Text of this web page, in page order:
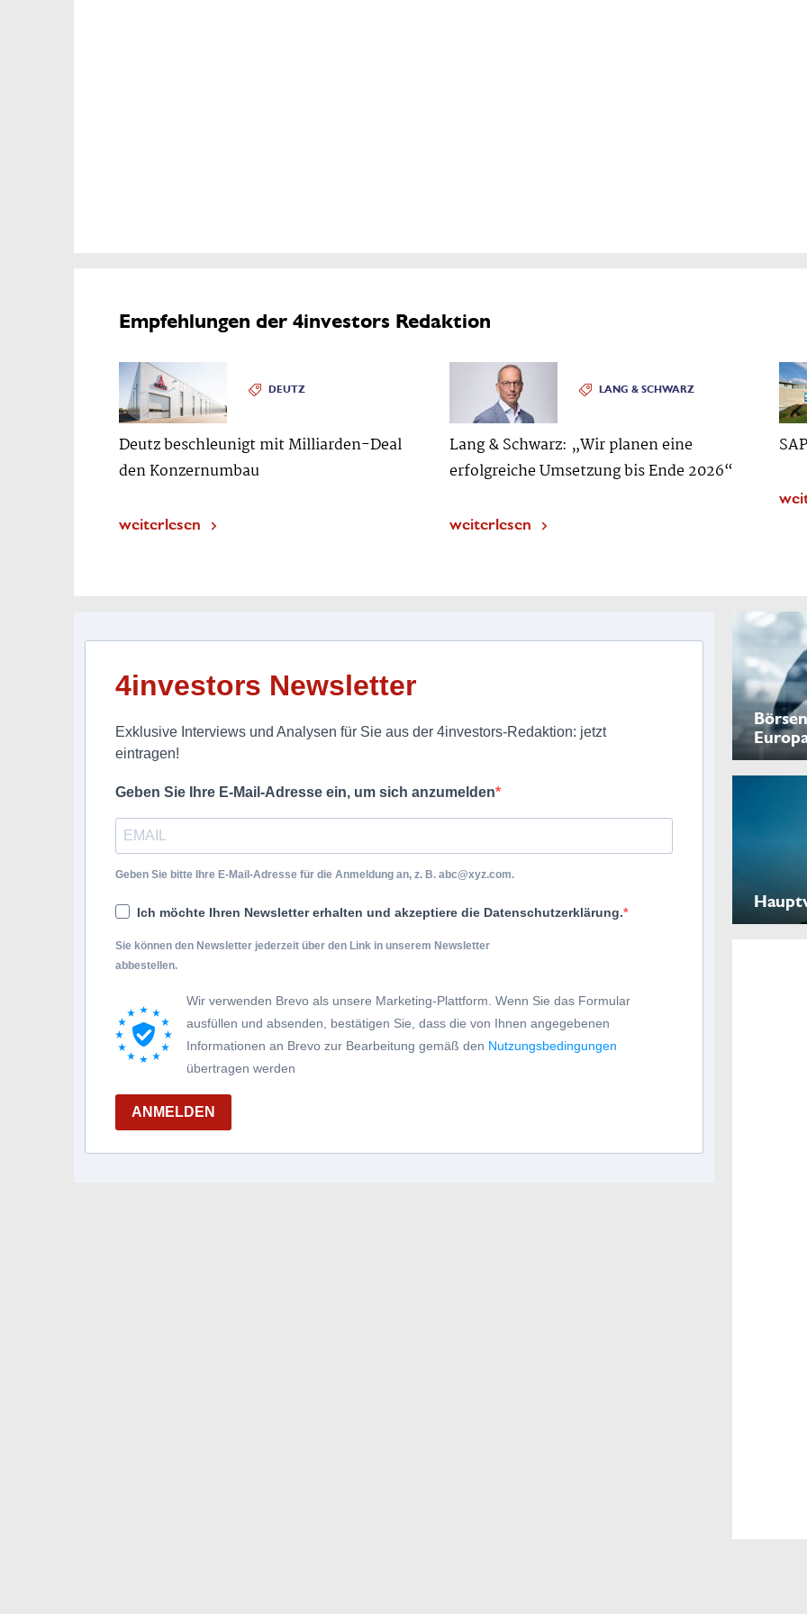
Empfehlungen der 4investors Redaktion
DEUTZ
Deutz beschleunigt mit Milliarden-Deal
den Konzernumbau
weiterlesen
LANG & SCHWARZ
Lang & Schwarz: „Wir planen eine
erfolgreiche Umsetzung bis Ende 2026“
weiterlesen
4investors Newsletter
Exklusive Interviews und Analysen für Sie aus der 4investors-Redaktion: jetzt
eintragen!
Geben Sie Ihre E-Mail-Adresse ein, um sich anzumelden
Geben Sie bitte Ihre E-Mail-Adresse für die Anmeldung an, z. B. abc@xyz.com.
Ich möchte Ihren Newsletter erhalten und akzeptiere die Datenschutzerklärung.
Sie können den Newsletter jederzeit über den Link in unserem Newsletter
abbestellen.
Wir verwenden Brevo als unsere Marketing-Plattform. Wenn Sie das Formular
ausfüllen und absenden, bestätigen Sie, dass die von Ihnen angegebenen
Informationen an Brevo zur Bearbeitung gemäß den Nutzungsbedingungen
übertragen werden
ANMELDEN